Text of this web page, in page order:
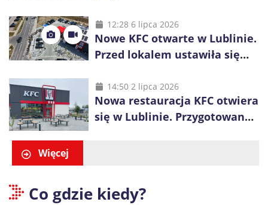
inwestycje
12:28 6 lipca 2026
Nowe KFC otwarte w Lublinie.
Przed lokalem ustawiła się
14:50 2 lipca 2026
Nowa restauracja KFC otwiera
się w Lublinie. Przygotowano
Więcej
Co gdzie kiedy?